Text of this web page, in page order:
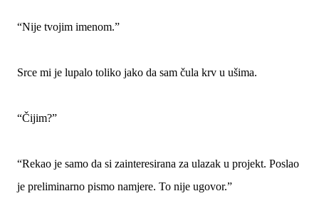
“Nije tvojim imenom.”
Srce mi je lupalo toliko jako da sam čula krv u ušima.
“Čijim?”
“Rekao je samo da si zainteresirana za ulazak u projekt. Poslao
je preliminarno pismo namjere. To nije ugovor.”